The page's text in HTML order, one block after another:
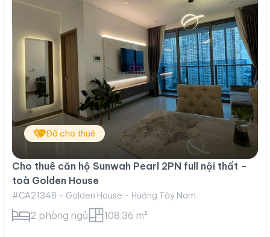
Đã cho thuê
Cho thuê căn hộ Sunwah Pearl 2PN full nội thất –
toà Golden House
#CA21348 - Golden House - Hướng Tây Nam
2 phòng ngủ 108.36 m²